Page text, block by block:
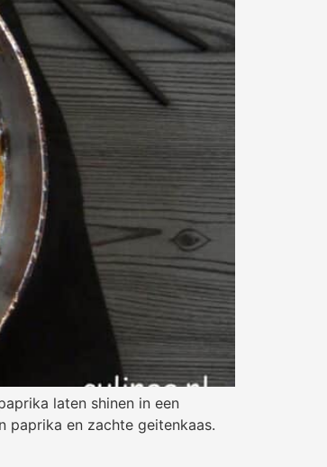
laten shinen in een
paprika en zachte geitenkaas.